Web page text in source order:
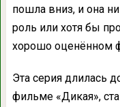
пошла вниз, и она
роль или хотя бы
хорошо оценённом
Эта серия длилась
фильме «Дикая»,